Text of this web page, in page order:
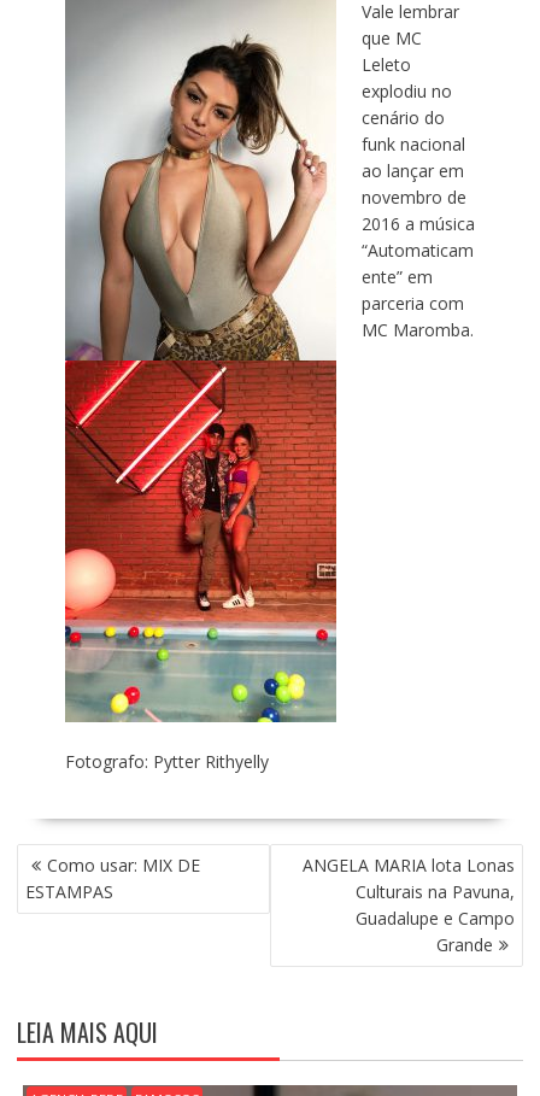
Vale lembrar
que MC
Leleto
explodiu no
cenário do
funk nacional
ao lançar em
novembro de
2016 a música
“Automaticam
ente” em
parceria com
MC Maromba.
Fotografo: Pytter Rithyelly
N
A
V
Ç
Ã
O
Como usar: MIX DE
ESTAMPAS
ANGELA MARIA lota Lonas
Culturais na Pavuna,
Guadalupe e Campo
Grande
LEIA MAIS AQUI